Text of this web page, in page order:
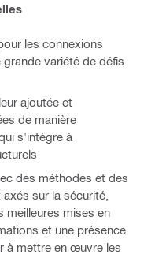
les connexions
variété de défis
ajoutée et
de manière
s'intègre à
des méthodes et des
sur la sécurité,
mises en
et une présence
à mettre en œuvre les